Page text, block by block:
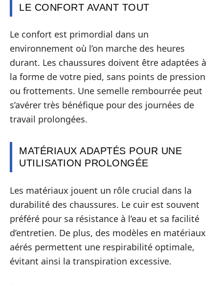
LE CONFORT AVANT TOUT
Le confort est primordial dans un
environnement où l’on marche des heures
durant. Les chaussures doivent être adaptées à
la forme de votre pied, sans points de pression
ou frottements. Une semelle rembourrée peut
s’avérer très bénéfique pour des journées de
travail prolongées.
MATÉRIAUX ADAPTÉS POUR UNE
UTILISATION PROLONGÉE
Les matériaux jouent un rôle crucial dans la
durabilité des chaussures. Le cuir est souvent
préféré pour sa résistance à l’eau et sa facilité
d’entretien. De plus, des modèles en matériaux
aérés permettent une respirabilité optimale,
évitant ainsi la transpiration excessive.